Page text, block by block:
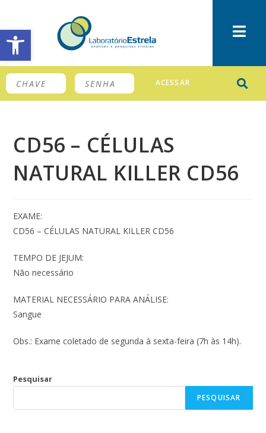
Barra de Ferramentas Aberta
ACESSAR
CD56 – CÉLULAS
NATURAL KILLER CD56
EXAME:
CD56 – CÉLULAS NATURAL KILLER CD56
TEMPO DE JEJUM:
Não necessário
MATERIAL NECESSÁRIO PARA ANÁLISE:
Sangue
Obs.: Exame coletado de segunda à sexta-feira (7h às 14h).
Pesquisar
PESQUISAR